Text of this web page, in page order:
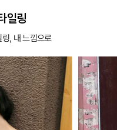
일링
, 내 느낌으로